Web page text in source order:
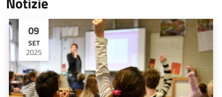
09
SET
2025